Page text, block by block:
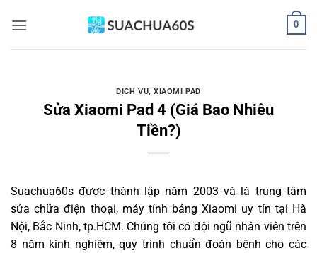
qua
0
DỊCH VỤ,XIAOMI PAD
Sửa Xiaomi Pad 4 (Giá Bao Nhiêu
Tiền?)
Suachua60s được thành lập năm 2003 và là trung tâm
sửa chữa điện thoại, máy tính bảng Xiaomi uy tín tại Hà
Nội, Bắc Ninh, tp.HCM. Chúng tôi có đội ngũ nhân viên trên
8 năm kinh nghiệm, quy trình chuẩn đoán bệnh cho các